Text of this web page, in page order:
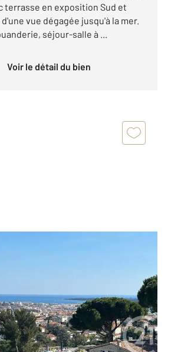
terrasse en exposition Sud et
vue dégagée jusqu'à la mer.
séjour-salle à ...
Voir le détail du bien
F3 à vendre
000 €
Juas 3 pièces dernier étage vue